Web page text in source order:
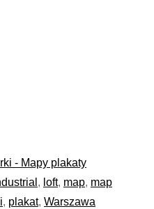
- Mapy plakaty
, loft, map, map
, plakat, Warszawa